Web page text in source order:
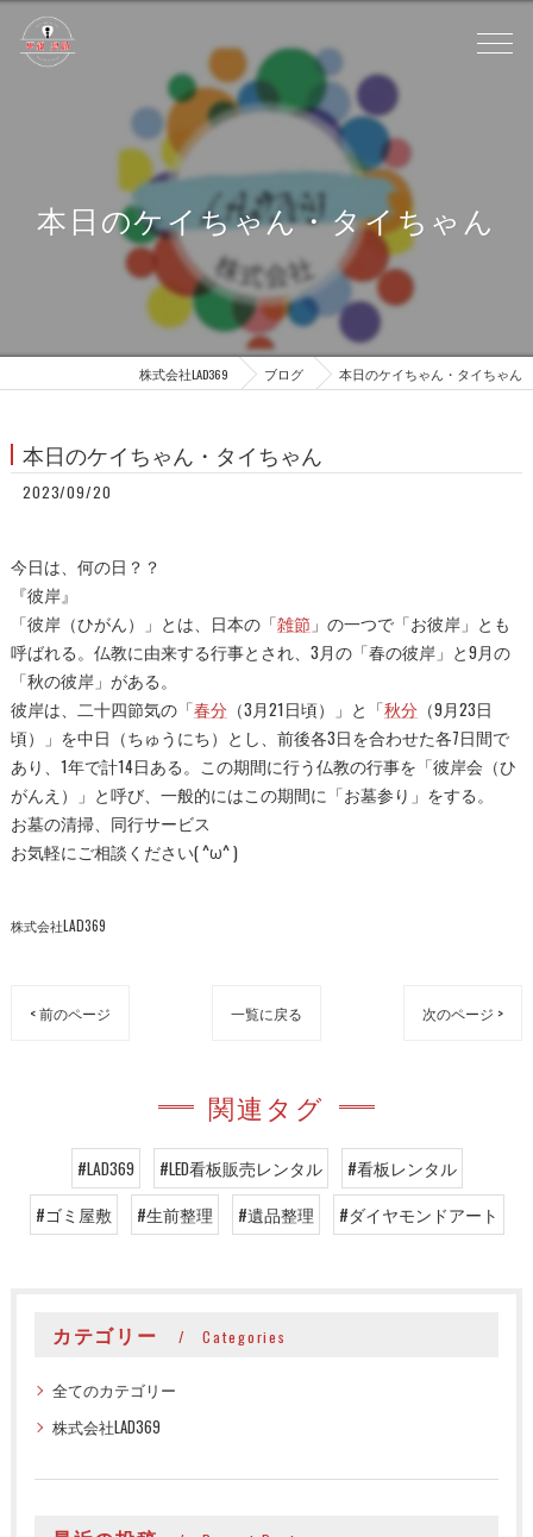
本日のケイちゃん・タイちゃん
株式会社LAD369 ブログ 本日のケイちゃん・タイちゃん
本日のケイちゃん・タイちゃん
2023/09/20
今日は、何の日？？
『彼岸』
「彼岸（ひがん）」とは、日本の「雑節 」の一つで「お彼岸」とも
呼ばれる。仏教に由来する行事とされ、3月の「春の彼岸」と9月の
「秋の彼岸」がある。
彼岸は、二十四節気の「春分（3月21日頃）」と「秋分（9月23日
頃）」を中日（ちゅうにち）とし、前後各3日を合わせた各7日間で
あり、1年で計14日ある。この期間に行う仏教の行事を「彼岸会（ひ
がんえ）」と呼び、一般的にはこの期間に「お墓参り」をする。
お墓の清掃、同行サービス
お気軽にご相談ください( ^ω^ )
株式会社LAD369
< 前のページ 一覧に戻る 次のページ >
関連タグ
#LAD369 #LED看板販売レンタル
#看板レンタル
#ゴミ屋敷
#生前整理 #遺品整理 #ダイヤモンドアート
カテゴリー Categories
全てのカテゴリー
株式会社LAD369